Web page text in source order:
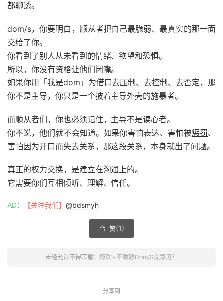
都聊透。
dom/s，你要明白，顺从者把自己最脆弱、最真实的那一面
交给了你。
你看到了别人从未看到的情绪、欲望和恐惧。
所以，你没有资格让他们闭嘴。
如果你用「我是dom」为借口去压制、去控制、去否定，那
你不是主导，你只是一个披着主导外壳的施暴者。
而顺从者们，你也必须记住，主导不是读心者。
你不说，他们就不会知道。如果你害怕表达、害怕被惩罚、
害怕因为开口而失去关系，那这段关系，本身就出了问题。
真正的权力交换，是建立在沟通上的。
它需要你们互相倾听、理解、信任。
AD： 【关注我们】 @bdsmyh
 赞(1)
未经允许不得转载： 瘾欢 » 不敢跟Dom/S提意见？
分享到